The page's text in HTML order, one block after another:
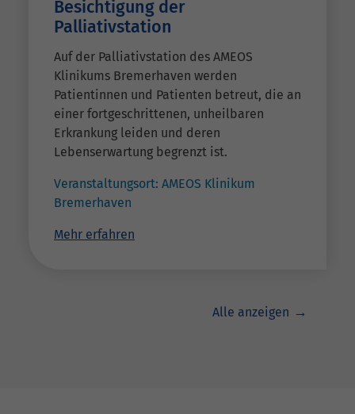
Besichtigung der
Palliativstation
Auf der Palliativstation des AMEOS
Klinikums Bremerhaven werden
Patientinnen und Patienten betreut, die an
einer fortgeschrittenen, unheilbaren
Erkrankung leiden und deren
Lebenserwartung begrenzt ist.
Veranstaltungsort: AMEOS Klinikum
Bremerhaven
Mehr erfahren
Alle anzeigen